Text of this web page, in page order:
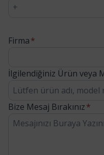
Firma*
İlgilendiğiniz Ürün veya
Bize Mesaj Bırakınız*